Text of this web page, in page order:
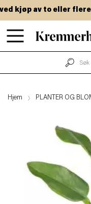
Hopp
til
kjøp av to eller flere
Hjem PLANTER OG